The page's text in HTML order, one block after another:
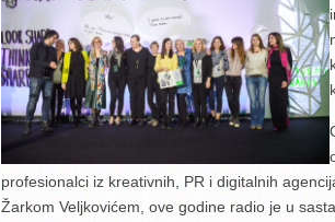
profesionalci iz kreativnih, PR i digitalnih
Žarkom Veljkovićem, ove godine radio je u